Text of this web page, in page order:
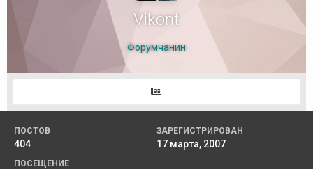
Vikont
Форумчанин
ПОСТОВ
404
ЗАРЕГИСТРИРОВАН
17 марта, 2007
ПОСЕЩЕНИЕ